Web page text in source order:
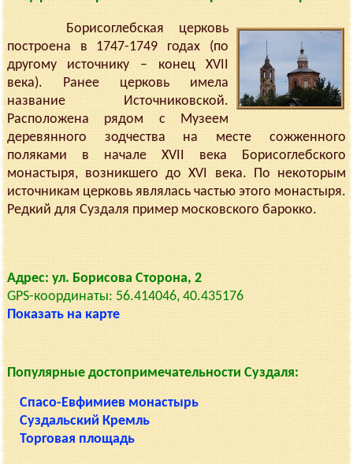
Борисоглебская церковь
построена в 1747-1749 годах (по
другому источнику – конец XVII
века). Ранее церковь имела
название Источниковской.
Расположена рядом с Музеем
деревянного зодчества на месте сожженного
поляками в начале XVII века Борисоглебского
монастыря, возникшего до XVI века. По некоторым
источникам церковь являлась частью этого монастыря.
Редкий для Суздаля пример московского барокко.
Адрес: ул. Борисова Сторона, 2
GPS-координаты: 56.414046, 40.435176
Показать на карте
Популярные достопримечательности Суздаля:
Спасо-Евфимиев монастырь
Суздальский Кремль
Торговая площадь